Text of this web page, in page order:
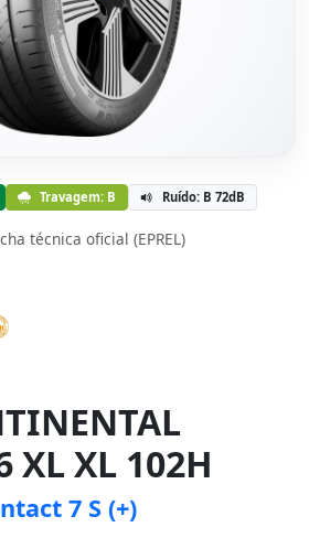
Travagem: B Ruído: B 72dB
técnica oficial (EPREL)
XL XL 102H
7 S (+)